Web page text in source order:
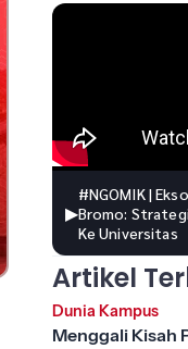
▶
#NGOMIK |
Bromo:
Ke Universitas
Artikel
Dunia Kampus
Menggali Kisah